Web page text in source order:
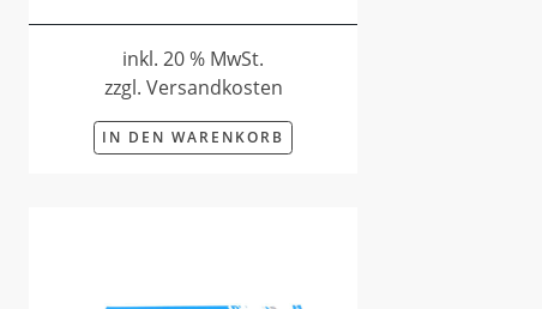
inkl. 20 % MwSt.
zzgl. Versandkosten
IN DEN WARENKORB